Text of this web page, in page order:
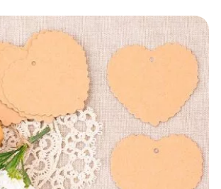
3,50 €. 1,00 €.